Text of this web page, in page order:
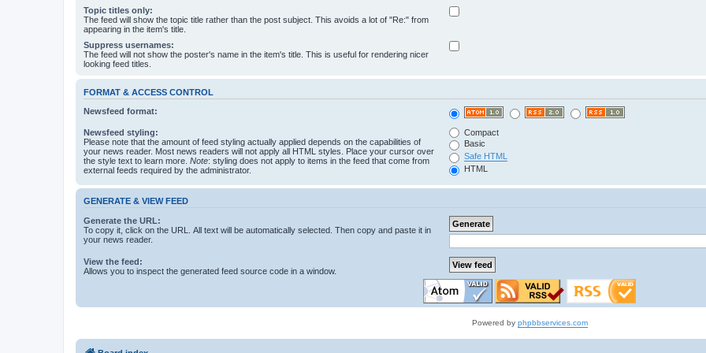
Topic titles only:
The feed will show the topic title rather than the post subject. This avoids a lot of "Re:" from
appearing in the item's title.
Suppress usernames:
The feed will not show the poster's name in the item's title. This is useful for rendering nicer
looking feed titles.
FORMAT & ACCESS CONTROL
Newsfeed format:
Newsfeed styling:
Please note that the amount of feed styling actually applied depends on the capabilities of
your news reader. Most news readers will not apply all HTML styles. Place your cursor over
the style text to learn more. Note: styling does not apply to items in the feed that come from
external feeds required by the administrator.
Compact
Basic
Safe HTML
HTML
GENERATE & VIEW FEED
Generate the URL:
To copy it, click on the URL. All text will be automatically selected. Then copy and paste it in
your news reader.
View the feed:
Allows you to inspect the generated feed source code in a window.
Powered by phpbbservices.com